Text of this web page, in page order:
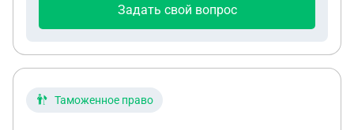
Задать свой вопрос
Таможенное право